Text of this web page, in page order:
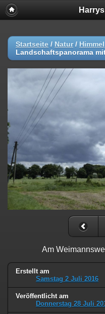
Startseite / Natur/ Himmel
Landschaftspanorama
Am
Erstellt am
Samstag 2 Juli 2016
Veröffentlicht am
Donnerstag 28 Juli